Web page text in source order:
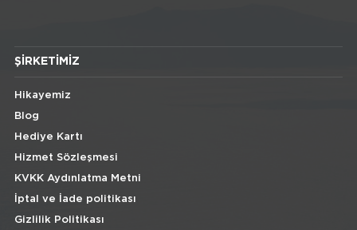
ŞIRKETIMIZ
Hikayemiz
Blog
Hediye Kartı
Hizmet Sözleşmesi
KVKK Aydınlatma Metni
İptal ve İade politikası
Gizlilik Politikası